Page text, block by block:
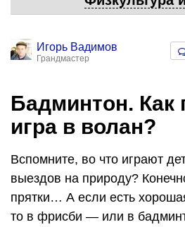
Игорь Вадимов
Грандмастер
Бадминтон. Как
игра в волан?
Вспомните, во что играют
выездов на природу?
прятки… А если есть
то в фрисби — или в